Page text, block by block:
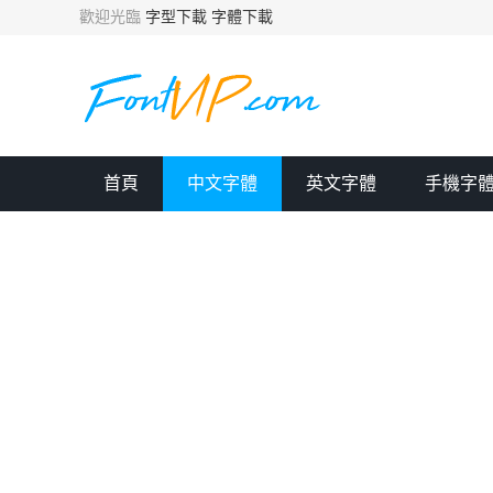
歡迎光臨 字型下載 字體下載
首頁 中文字體 英文字體 手機字